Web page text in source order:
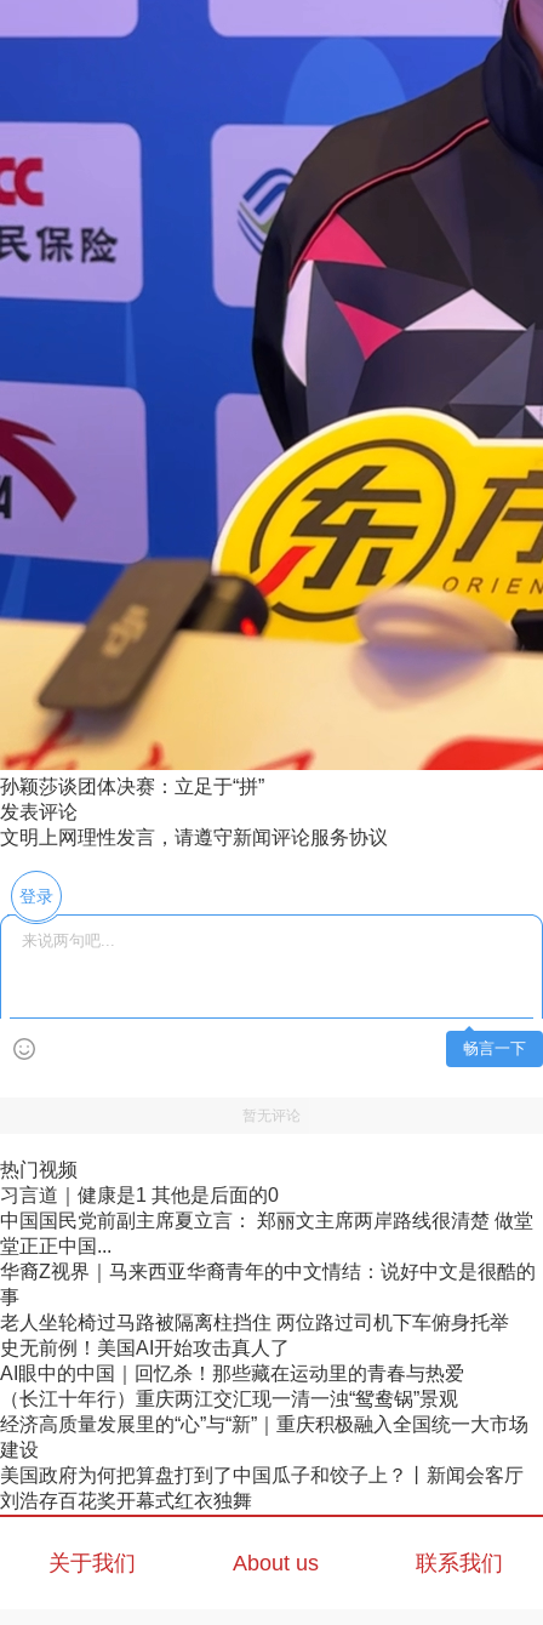
孙颖莎谈团体决赛：立足于“拼”
发表评论
文明上网理性发言，请遵守新闻评论服务协议
登录
畅言一下
暂无评论
热门视频
习言道｜健康是1 其他是后面的0
中国国民党前副主席夏立言： 郑丽文主席两岸路线很清楚 做堂
堂正正中国...
华裔Z视界｜马来西亚华裔青年的中文情结：说好中文是很酷的
事
老人坐轮椅过马路被隔离柱挡住 两位路过司机下车俯身托举
史无前例！美国AI开始攻击真人了
AI眼中的中国｜回忆杀！那些藏在运动里的青春与热爱
（长江十年行）重庆两江交汇现一清一浊“鸳鸯锅”景观
经济高质量发展里的“心”与“新”｜重庆积极融入全国统一大市场
建设
美国政府为何把算盘打到了中国瓜子和饺子上？丨新闻会客厅
刘浩存百花奖开幕式红衣独舞
关于我们 About us 联系我们